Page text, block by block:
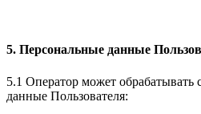
5. Персональные данные
5.1 Оператор может
данные Пользователя: